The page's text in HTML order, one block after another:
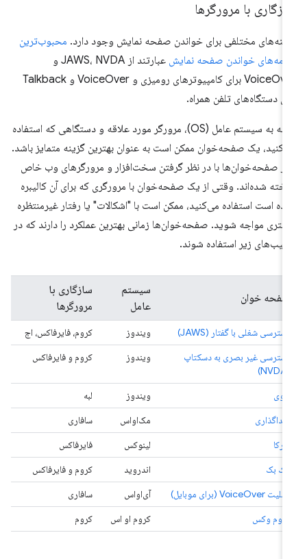
با مرورگرها
مختلفی برای خواندن صفحه نمایش وجود دارد.محبوب‌ترین
خواندن صفحه نمایش
عبارتند از JAWS، NVDA و
VoiceOver برای کامپیوترهای رومیزی و VoiceOver و Talkback
دستگاه‌های تلفن همراه.
بسته به سیستم عامل (OS)، مرورگر مورد علاقه و دستگاهی که استفاده
یک صفحه‌خوان ممکن است به عنوان بهترین گزینه متمایز باشد.
صفحه‌خوان‌ها با در نظر گرفتن سخت‌افزار و مرورگرهای وب خاص
شده‌اند. وقتی از یک صفحه‌خوان با مرورگری که برای آن کالیبره
است استفاده می‌کنید، ممکن است با "اشکالات" یا رفتار غیرمنتظره
مواجه شوید. صفحه‌خوان‌ها زمانی بهترین عملکرد را دارند که در
زیر استفاده شوند.
صفحه خوان
سیستم
عامل
سازگاری با
مرورگرها
دسترسی شغلی با گفتار (JAWS) ویندوز
کروم، فایرفاکس، اج
دسترسی غیر بصری به دسکتاپ
ویندوز کروم و فایرفاکس
ویندوز
صداگذاری
مک‌او‌اس
سافاری
لینوکس
فایرفاکس
اندروید
کروم و فایرفاکس
قابلیت VoiceOver (برای موبایل)
آی‌او‌اس
سافاری
کروم وکس
کروم او اس کروم